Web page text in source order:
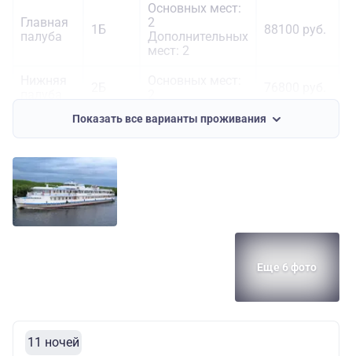
Главная
палуба
1Б
Основных мест:
2
Дополнительных
мест: 2
88100 руб.
Основных мест:
Средняя
палуба
Люкс
Показать все варианты проживания
Еще 6 фото
11 ночей